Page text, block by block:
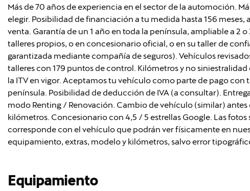
Más de 70 años de experiencia en el sector de la automoción.
elegir. Posibilidad de financiación a tu medida hasta 156
venta. Garantía de un 1 año en toda la península, ampliable a 2
talleres propios, o en concesionario oficial, o en su taller de
garantizada mediante compañía de seguros). Vehículos
talleres con 179 puntos de control. Kilómetros y no
la ITV en vigor. Aceptamos tu vehículo como parte de pago con
península. Posibilidad de deducción de IVA (a consultar).
modo Renting / Renovación. Cambio de vehículo (similar)
kilómetros. Concesionario con 4,5 / 5 estrellas Google. Las fotos
corresponde con el vehículo que podrán ver físicamente en
equipamiento, extras, modelo y kilómetros, salvo error
Equipamiento